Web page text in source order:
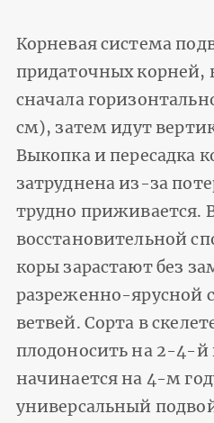
Корневая система
придаточных корней,
сначала
см), затем идут
Выкопка и пересадка
затруднена из-за
трудно приживается.
восстановительной
коры зарастают без
разреженно-ярусной
ветвей. Сорта в
плодоносить на 2-4-
начинается на 4-м
универсальный